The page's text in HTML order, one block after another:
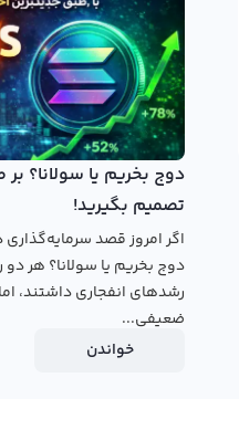
دوج بخریم یا سولانا؟ بر
تصمیم بگیرید!
اگر امروز قصد
رشدهای انفجاری داشتند،
ضعیفی...
خواندن